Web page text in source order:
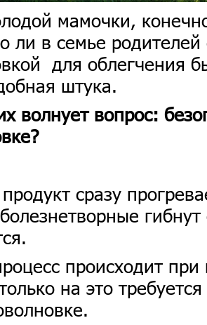
мамочки,
ли в семье родителей
для облегчения
штука.
волнует вопрос:
сразу
происходит при
на это